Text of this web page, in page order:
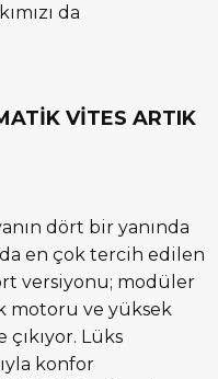
da
VİTES ARTIK
dört bir yanında
en çok tercih edilen
versiyonu; modüler
motoru ve yüksek
Lüks
konfor